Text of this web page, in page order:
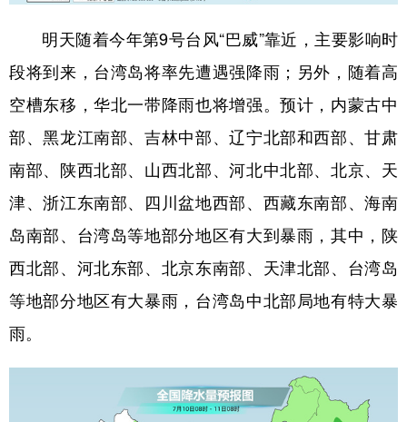
明天随着今年第9号台风“巴威”靠近，主要影响时
段将到来，台湾岛将率先遭遇强降雨；另外，随着高
空槽东移，华北一带降雨也将增强。预计，内蒙古中
部、黑龙江南部、吉林中部、辽宁北部和西部、甘肃
南部、陕西北部、山西北部、河北中北部、北京、天
津、浙江东南部、四川盆地西部、西藏东南部、海南
岛南部、台湾岛等地部分地区有大到暴雨，其中，陕
西北部、河北东部、北京东南部、天津北部、台湾岛
等地部分地区有大暴雨，台湾岛中北部局地有特大暴
雨。